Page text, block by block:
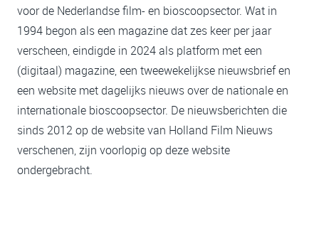
voor de Nederlandse film- en bioscoopsector. Wat in
1994 begon als een magazine dat zes keer per jaar
verscheen, eindigde in 2024 als platform met een
(digitaal) magazine, een tweewekelijkse nieuwsbrief en
een website met dagelijks nieuws over de nationale en
internationale bioscoopsector. De nieuwsberichten die
sinds 2012 op de website van Holland Film Nieuws
verschenen, zijn voorlopig op deze website
ondergebracht.